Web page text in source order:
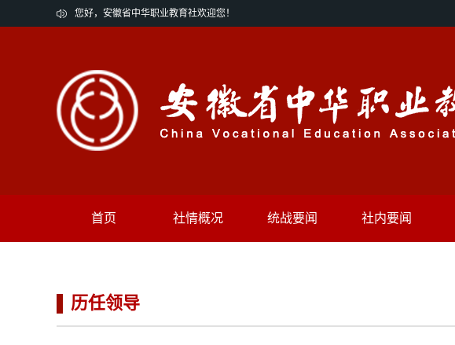
您好，安徽省中华职业教育社欢迎您！
首页 社情概况 统战要闻 社内要闻
历任领导